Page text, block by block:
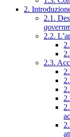
2.
2.1.
2.2.
2.3.